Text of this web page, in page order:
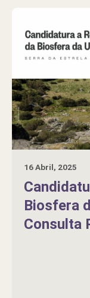
16 Abril, 2025
Biosfera
Consulta